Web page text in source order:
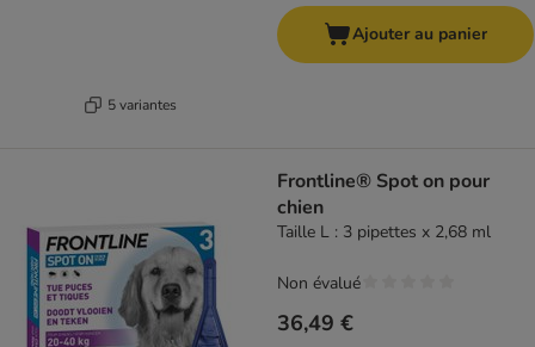
5 variantes
Ajouter au panier
Frontline® Spot on pour
chien
Taille L : 3 pipettes x 2,68 ml
36,49 €
Non évalué